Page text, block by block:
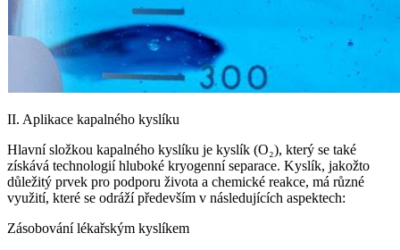
II. Aplikace kapalného kyslíku
Hlavní složkou kapalného kyslíku je kyslík (O₂), který se také
získává technologií hluboké kryogenní separace. Kyslík, jakožto
důležitý prvek pro podporu života a chemické reakce, má různé
využití, které se odráží především v následujících aspektech:
Zásobování lékařským kyslíkem